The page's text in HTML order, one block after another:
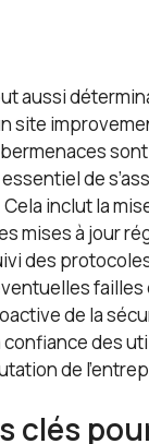
aussi
site
de
inclut la
mises à jour
des
de la
des
de
clés